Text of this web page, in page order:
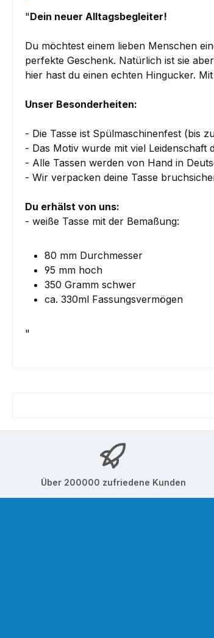
"Dein neuer Alltagsbegleiter!
Du möchtest einem lieben Menschen
perfekte Geschenk. Natürlich ist sie
hier hast du einen echten Hingucker.
Unser Besonderheiten:
- Die Tasse ist Spülmaschinenfest (bis
- Das Motiv wurde mit viel Leidenschaft
- Alle Tassen werden von Hand in
- Wir verpacken deine Tasse
Du erhälst von uns:
- weiße Tasse mit der Bemaßung:
80 mm Durchmesser
95 mm hoch
350 Gramm schwer
ca. 330ml Fassungsvermögen
"
Über 200000 zufriedene Kunden